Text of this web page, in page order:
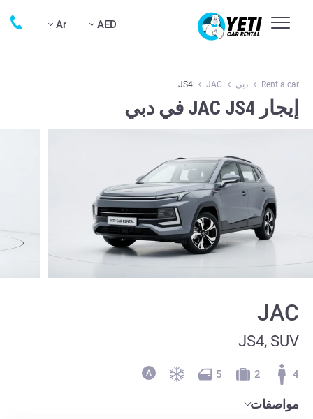
AED
Ar
Rent a car دبي JAC
JS4
إيجار JAC JS4 في دبي
JAC
JS4, SUV
4
2
5
مواصفات